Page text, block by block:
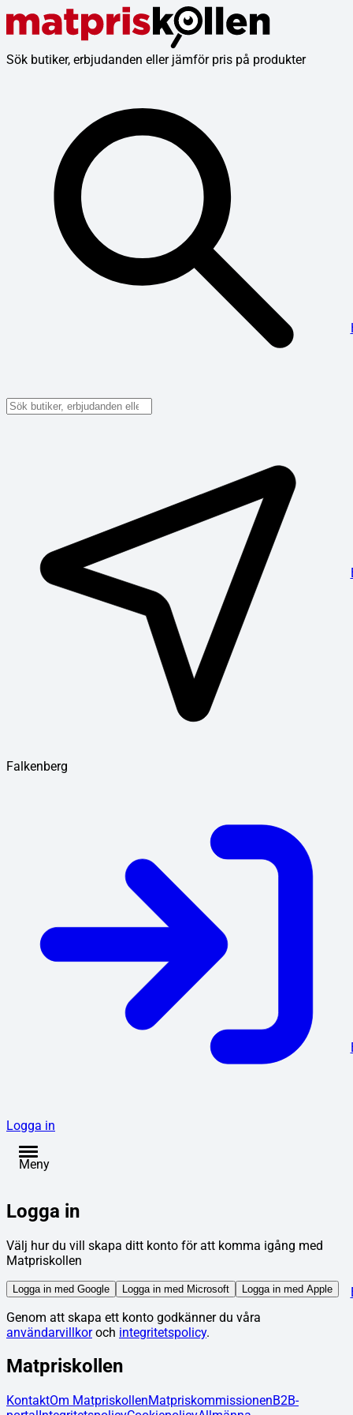
Sök butiker, erbjudanden eller jämför pris på produkter
Falkenberg
Logga in
Meny
Logga in
Välj hur du vill skapa ditt konto för att komma igång med
Matpriskollen
Logga in med Google Logga in med Microsoft Logga in med Apple
Genom att skapa ett konto godkänner du våra
användarvillkor och integritetspolicy.
Matpriskollen
KontaktOm MatpriskollenMatpriskommissionenB2B-